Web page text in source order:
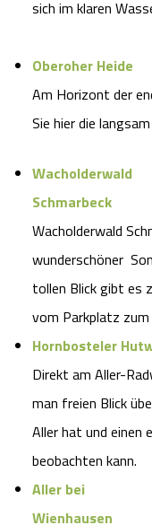
sich im klaren
Oberoher Heide
Am Horizont der
Sie hier die
Wacholderwald
Schmarbeck
Wacholderwald
wunderschöner
tollen Blick gibt es
vom Parkplatz
Hornbosteler
Direkt am Aller-
man freien Blick
Aller hat und einen
Aller bei
Wienhausen